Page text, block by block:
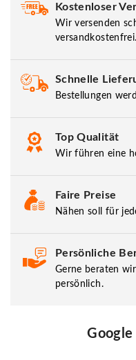
Kostenloser
Wir versenden
versandkostenfrei.
Schnelle
Bestellungen
Top Qualität
Wir führen eine
Faire Preise
Nähen soll für
Persönliche
Gerne beraten
persönlich.